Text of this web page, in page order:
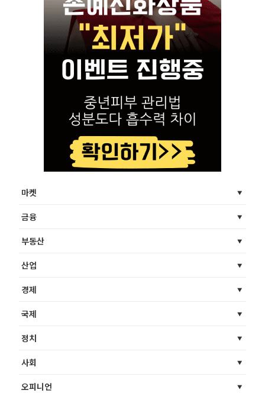
마켓
금융
부동산
산업
경제
국제
정치
사회
오피니언